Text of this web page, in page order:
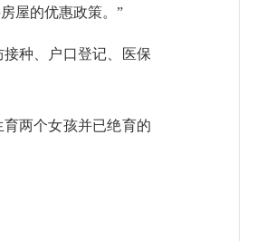
屋的优惠政策。”
种、户口登记、医保
两个女孩并已绝育的